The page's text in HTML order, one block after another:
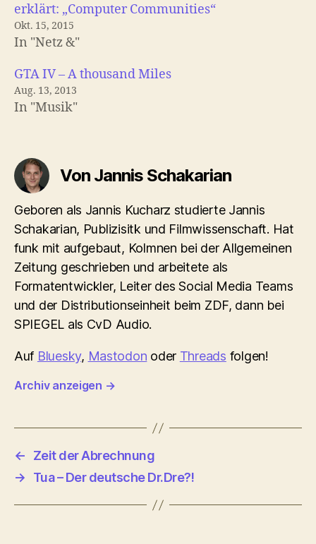
erklärt: „Computer Communities“
Okt. 15, 2015
In "Netz &"
GTA IV – A thousand Miles
Aug. 13, 2013
In "Musik"
Von Jannis Schakarian
Geboren als Jannis Kucharz studierte Jannis
Schakarian, Publizisitk und Filmwissenschaft. Hat
funk mit aufgebaut, Kolmnen bei der Allgemeinen
Zeitung geschrieben und arbeitete als
Formatentwickler, Leiter des Social Media Teams
und der Distributionseinheit beim ZDF, dann bei
SPIEGEL als CvD Audio.
Auf Bluesky, Mastodon oder Threads folgen!
Archiv anzeigen →
←
Zeit der Abrechnung
→
Tua – Der deutsche Dr.Dre?!